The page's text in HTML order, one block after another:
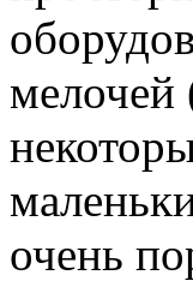
мелочей
очень